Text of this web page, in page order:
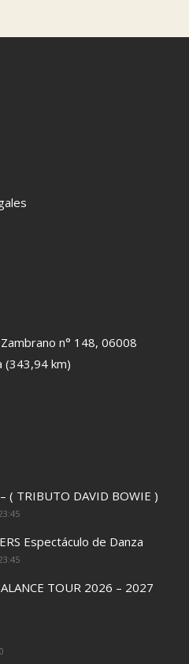
n° 148, 06008
(343,94 km)
( TRIBUTO DAVID BOWIE )
Espectáculo de Danza
TOUR 2026 – 2027